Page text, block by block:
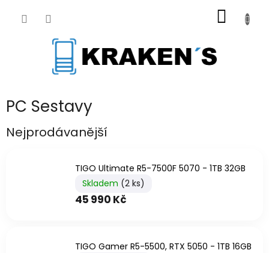
KOŠÍK
PC Sestavy
Nejprodávanější
TIGO Ultimate R5-7500F 5070 - 1TB 32GB
Skladem (2 ks)
45 990 Kč
TIGO Gamer R5-5500, RTX 5050 - 1TB 16GB